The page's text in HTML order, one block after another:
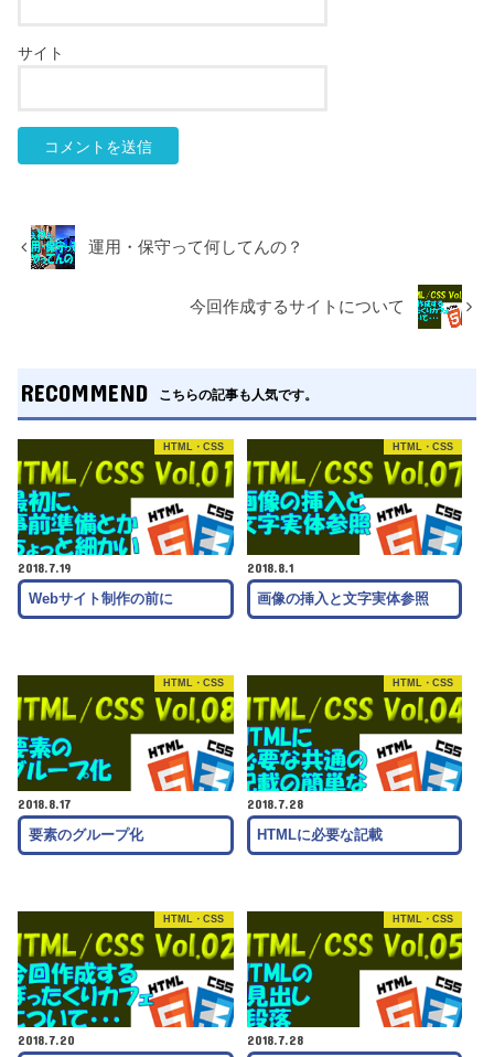
サイト
運用・保守って何してんの？
今回作成するサイトについて
RECOMMEND こちらの記事も人気です。
HTML・CSS
2018.7.19
Webサイト制作の前に
HTML・CSS
2018.8.1
画像の挿入と文字実体参照
HTML・CSS
2018.8.17
要素のグループ化
HTML・CSS
2018.7.28
HTMLに必要な記載
HTML・CSS
2018.7.20
HTML・CSS
2018.7.28